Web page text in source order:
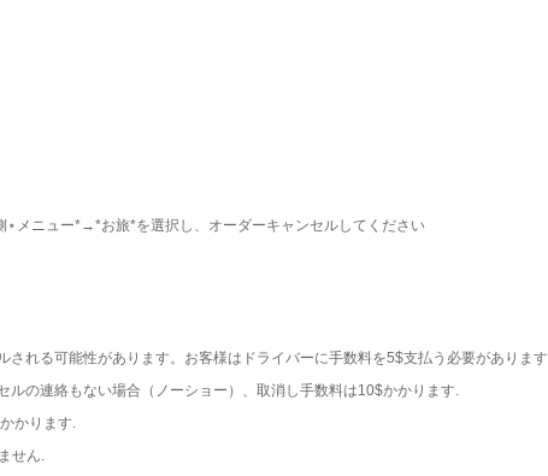
⋆メニュー*→*お旅*を選択し、オーダーキャンセルしてください
れる可能性があります。お客様はドライバーに手数料を5$支払う必要があります
の連絡もない場合（ノーショー）、取消し手数料は10$かかります.
かります.
せん.